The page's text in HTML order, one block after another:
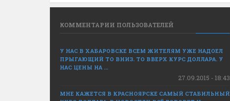
КОММЕНТАРИИ ПОЛЬЗОВАТЕЛЕЙ
У НАС В ХАБАРОВСКЕ ВСЕМ ЖИТЕЛЯМ УЖЕ НАДОЕЛ
ПРЫГАЮЩИЙ ТО ВНИЗ. ТО ВВЕРХ КУРС ДОЛЛАРА. У
НАС ЦЕНЫ НА ...
27.09.2015 - 18:43
МНЕ КАЖЕТСЯ В КРАСНОЯРСКЕ САМЫЙ СТАБИЛЬНЫЙ